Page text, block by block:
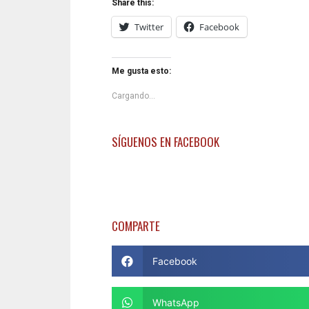
Share this:
Twitter Facebook
Me gusta esto:
Cargando...
SÍGUENOS EN FACEBOOK
COMPARTE
Facebook
WhatsApp